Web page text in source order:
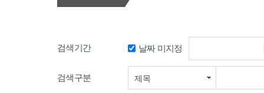
검색기간 날짜 미지정
검색구분 제목